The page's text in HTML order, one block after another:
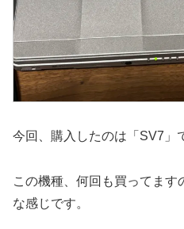
今回、購入したのは「SV7」
この機種、何回も買ってます
な感じです。